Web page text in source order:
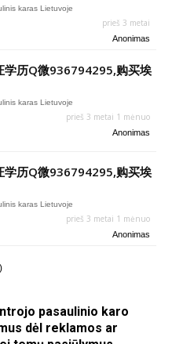
karas Lietuvoje
prieš 3 metai
Anonimas
学历Q微936794295,购买埃
karas Lietuvoje
prieš 3 metai 1 mėnuo
Anonimas
学历Q微936794295,购买埃
karas Lietuvoje
prieš 3 metai 1 mėnuo
Anonimas
pasaulinio karo
dėl reklamos ar